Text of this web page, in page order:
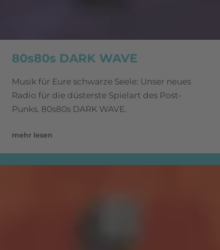
80s80s DARK WAVE
Musik für Eure schwarze Seele: Unser neues
Radio für die düsterste Spielart des Post-
Punks. 80s80s DARK WAVE.
mehr lesen